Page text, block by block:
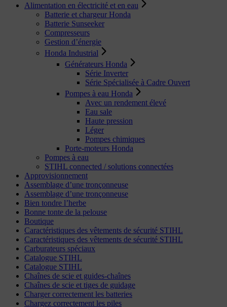
Alimentation en électricité et en eau
Batterie et chargeur Honda
Batterie Sunseeker
Compresseurs
Gestion d’énergie
Honda Industrial
Générateurs Honda
Série Inverter
Série Spécialisée à Cadre Ouvert
Pompes à eau Honda
Avec un rendement élevé
Eau sale
Haute pression
Léger
Pompes chimiques
Porte-moteurs Honda
Pompes à eau
STIHL connected / solutions connectées
Approvisionnement
Assemblage d’une tronçonneuse
Assemblage d’une tronçonneuse
Bien tondre l’herbe
Bonne tonte de la pelouse
Boutique
Caractéristiques des vêtements de sécurité STIHL
Caractéristiques des vêtements de sécurité STIHL
Carburateurs spéciaux
Catalogue STIHL
Catalogue STIHL
Chaînes de scie et guides-chaînes
Chaînes de scie et tiges de guidage
Charger correctement les batteries
Chargez correctement les piles